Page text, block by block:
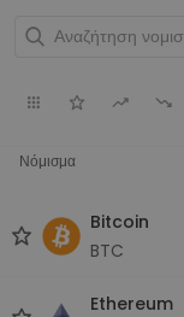
Νόμισμα
Bitcoin
BTC
Ethereum